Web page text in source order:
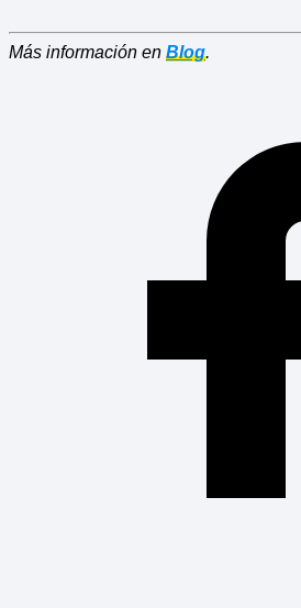
Más información en Blog.